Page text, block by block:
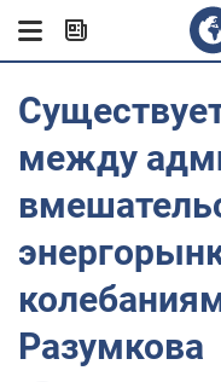
между
Разумкова